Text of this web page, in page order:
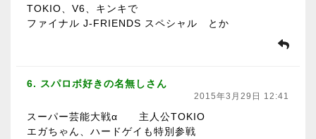
TOKIO、V6、キンキで
ファイナル J-FRIENDS スペシャル とか
6. スパロボ好きの名無しさん
2015年3月29日 12:41
スーパー芸能大戦α 主人公TOKIO
エガちゃん、ハードゲイも特別参戦